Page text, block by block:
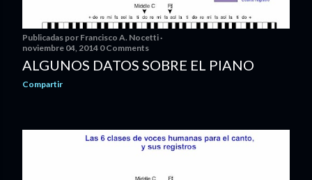
Publicadas por Francisco A. Nocetti
noviembre 04, 2014 0 Comments
ALGUNOS DATOS SOBRE EL PIANO
Compartir